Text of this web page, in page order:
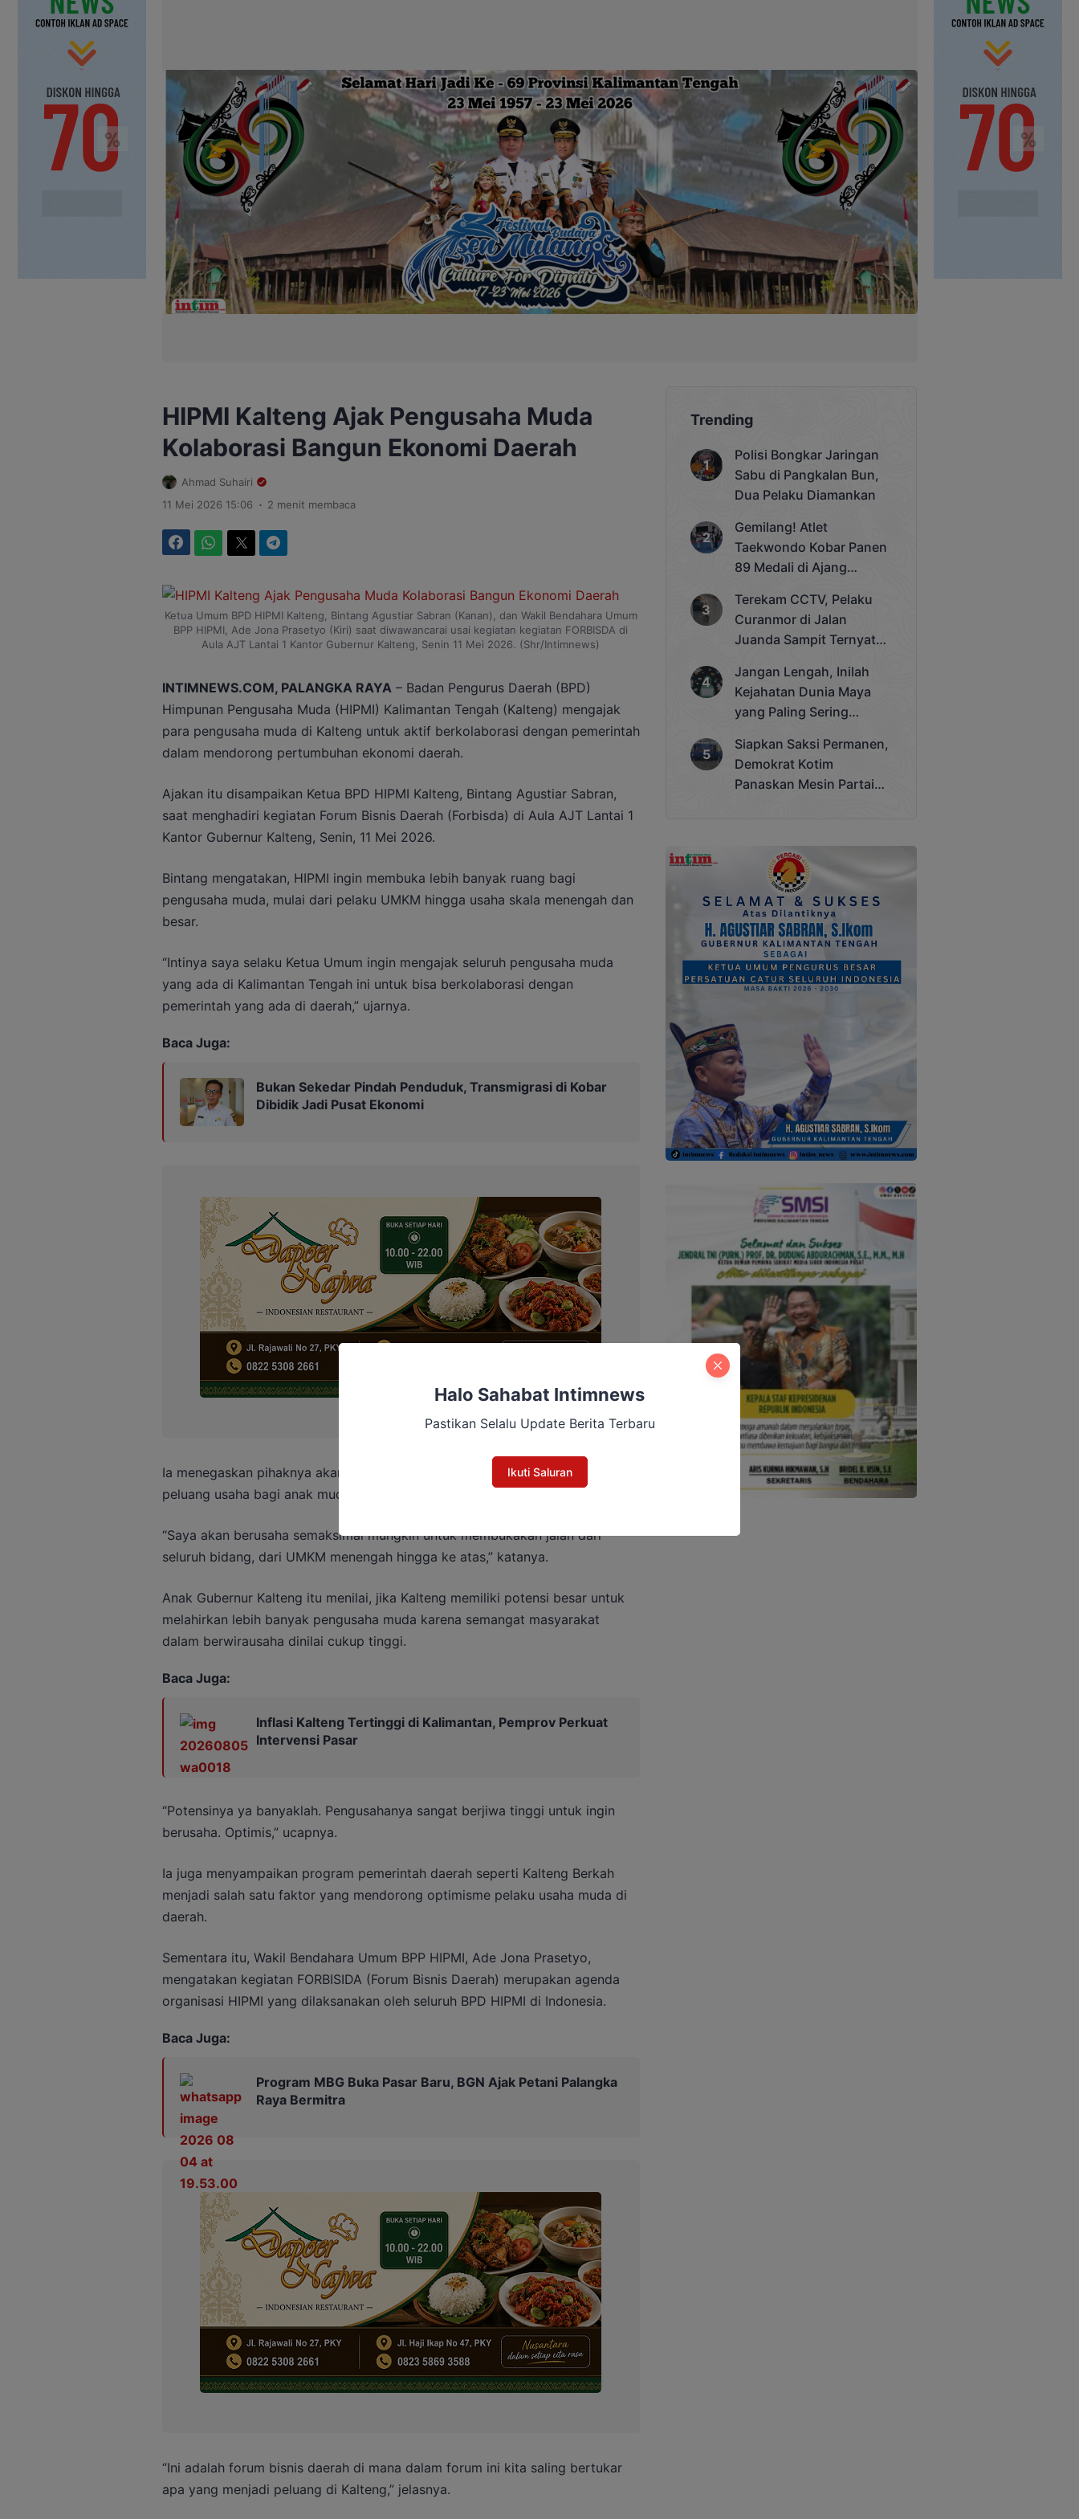
HIPMI Kalteng Ajak Pengusaha Muda
Kolaborasi Bangun Ekonomi Daerah
Ahmad Suhairi
11 Mei 2026 15:06 . 2 menit membaca
Ketua Umum BPD HIPMI Kalteng, Bintang Agustiar Sabran (Kanan), dan Wakil Bendahara Umum
BPP HIPMI, Ade Jona Prasetyo (Kiri) saat diwawancarai usai kegiatan kegiatan FORBISDA di
Aula AJT Lantai 1 Kantor Gubernur Kalteng, Senin 11 Mei 2026. (Shr/Intimnews)
INTIMNEWS.COM, PALANGKA RAYA – Badan Pengurus Daerah (BPD)
Himpunan Pengusaha Muda (HIPMI) Kalimantan Tengah (Kalteng) mengajak
para pengusaha muda di Kalteng untuk aktif berkolaborasi dengan pemerintah
dalam mendorong pertumbuhan ekonomi daerah.
Ajakan itu disampaikan Ketua BPD HIPMI Kalteng, Bintang Agustiar Sabran,
saat menghadiri kegiatan Forum Bisnis Daerah (Forbisda) di Aula AJT Lantai 1
Kantor Gubernur Kalteng, Senin, 11 Mei 2026.
Bintang mengatakan, HIPMI ingin membuka lebih banyak ruang bagi
pengusaha muda, mulai dari pelaku UMKM hingga usaha skala menengah dan
besar.
“Intinya saya selaku Ketua Umum ingin mengajak seluruh pengusaha muda
yang ada di Kalimantan Tengah ini untuk bisa berkolaborasi dengan
pemerintah yang ada di daerah,” ujarnya.
Baca Juga:
Bukan Sekedar Pindah Penduduk, Transmigrasi di Kobar
Dibidik Jadi Pusat Ekonomi
Ia menegaskan pihaknya akan berupaya membantu membuka akses dan
peluang usaha bagi anak muda di berbagai sektor.
“Saya akan berusaha semaksimal mungkin untuk membukakan jalan dari
seluruh bidang, dari UMKM menengah hingga ke atas,” katanya.
Anak Gubernur Kalteng itu menilai, jika Kalteng memiliki potensi besar untuk
melahirkan lebih banyak pengusaha muda karena semangat masyarakat
dalam berwirausaha dinilai cukup tinggi.
Baca Juga:
Inflasi Kalteng Tertinggi di Kalimantan, Pemprov Perkuat
Intervensi Pasar
“Potensinya ya banyaklah. Pengusahanya sangat berjiwa tinggi untuk ingin
berusaha. Optimis,” ucapnya.
Ia juga menyampaikan program pemerintah daerah seperti Kalteng Berkah
menjadi salah satu faktor yang mendorong optimisme pelaku usaha muda di
daerah.
Sementara itu, Wakil Bendahara Umum BPP HIPMI, Ade Jona Prasetyo,
mengatakan kegiatan FORBISIDA (Forum Bisnis Daerah) merupakan agenda
organisasi HIPMI yang dilaksanakan oleh seluruh BPD HIPMI di Indonesia.
Baca Juga:
Program MBG Buka Pasar Baru, BGN Ajak Petani Palangka
Raya Bermitra
“Ini adalah forum bisnis daerah di mana dalam forum ini kita saling bertukar
apa yang menjadi peluang di Kalteng,” jelasnya.
Trending
Polisi Bongkar Jaringan
Sabu di Pangkalan Bun,
Dua Pelaku Diamankan
Gemilang! Atlet
Taekwondo Kobar Panen
89 Medali di Ajang
Cup 2025
Terekam CCTV, Pelaku
Curanmor di Jalan
Juanda Sampit Ternyata
Jangan Lengah, Inilah
Kejahatan Dunia Maya
yang Paling Sering
Siapkan Saksi Permanen,
Demokrat Kotim
Panaskan Mesin Partai
Halo Sahabat Intimnews
Pastikan Selalu Update Berita Terbaru
Ikuti Saluran